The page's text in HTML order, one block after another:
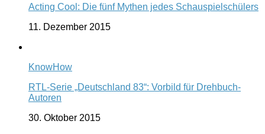
Acting Cool: Die fünf Mythen jedes Schauspielschülers
11. Dezember 2015
KnowHow
RTL-Serie „Deutschland 83“: Vorbild für Drehbuch-
Autoren
30. Oktober 2015